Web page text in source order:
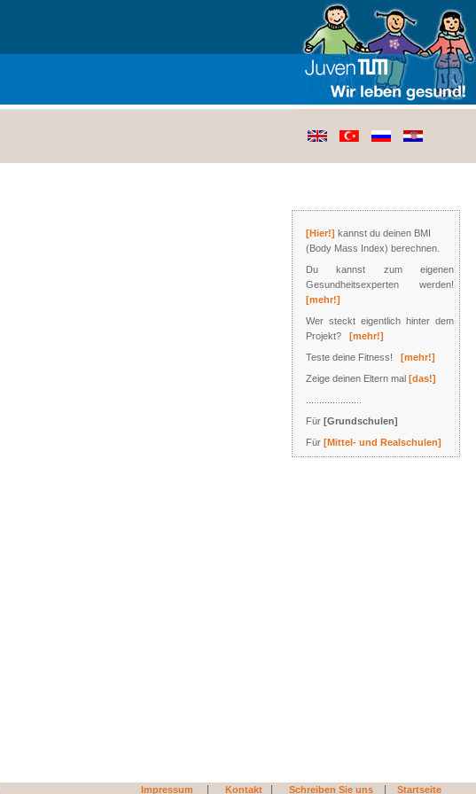
[Hier!] kannst du deinen BMI
(Body Mass Index) berechnen.
Du kannst zum eigenen
Gesundheitsexperten werden!
[mehr!]
Wer steckt eigentlich hinter dem
Projekt? [mehr!]
Teste deine Fitness! [mehr!]
Zeige deinen Eltern mal [das!]
Für [Grundschulen]
Für [Mittel- und Realschulen]
Impressum Kontakt Schreiben Sie uns Startseite